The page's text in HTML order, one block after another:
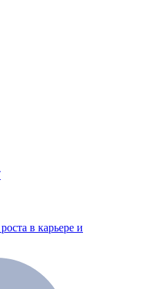
в карьере и